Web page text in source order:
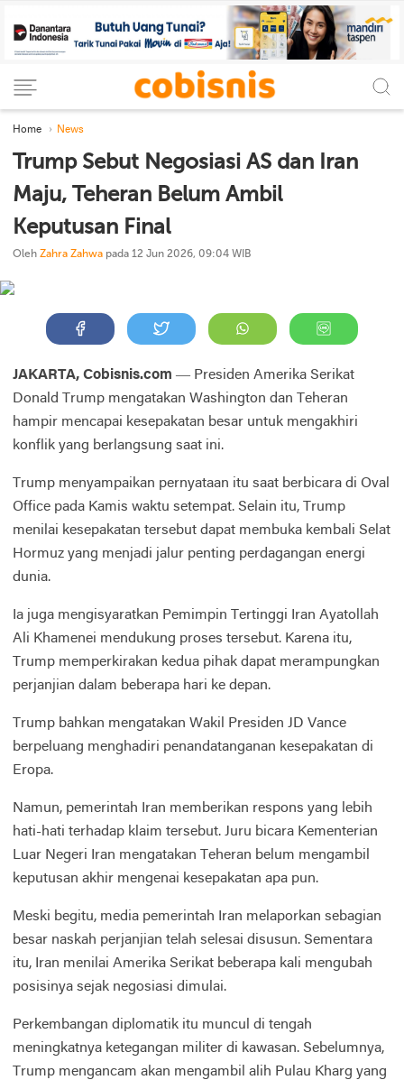
Home News
Trump Sebut Negosiasi AS dan Iran
Maju, Teheran Belum Ambil
Keputusan Final
Oleh Zahra Zahwa pada 12 Jun 2026, 09:04 WIB
JAKARTA, Cobisnis.com — Presiden Amerika Serikat
Donald Trump mengatakan Washington dan Teheran
hampir mencapai kesepakatan besar untuk mengakhiri
konflik yang berlangsung saat ini.
Trump menyampaikan pernyataan itu saat berbicara di Oval
Office pada Kamis waktu setempat. Selain itu, Trump
menilai kesepakatan tersebut dapat membuka kembali Selat
Hormuz yang menjadi jalur penting perdagangan energi
dunia.
Ia juga mengisyaratkan Pemimpin Tertinggi Iran Ayatollah
Ali Khamenei mendukung proses tersebut. Karena itu,
Trump memperkirakan kedua pihak dapat merampungkan
perjanjian dalam beberapa hari ke depan.
Trump bahkan mengatakan Wakil Presiden JD Vance
berpeluang menghadiri penandatanganan kesepakatan di
Eropa.
Namun, pemerintah Iran memberikan respons yang lebih
hati-hati terhadap klaim tersebut. Juru bicara Kementerian
Luar Negeri Iran mengatakan Teheran belum mengambil
keputusan akhir mengenai kesepakatan apa pun.
Meski begitu, media pemerintah Iran melaporkan sebagian
besar naskah perjanjian telah selesai disusun. Sementara
itu, Iran menilai Amerika Serikat beberapa kali mengubah
posisinya sejak negosiasi dimulai.
Perkembangan diplomatik itu muncul di tengah
meningkatnya ketegangan militer di kawasan. Sebelumnya,
Trump mengancam akan mengambil alih Pulau Kharg yang